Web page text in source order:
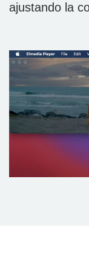
ajustando la